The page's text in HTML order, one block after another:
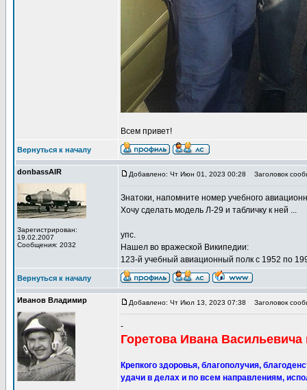
Всем привет!
Вернуться к началу
donbassAIR
Зарегистрирован:
19.02.2007
Сообщения: 2032
Добавлено: Чт Июн 01, 2023 00:28 Заголовок
Знатоки, напомните номер учебного
Хочу сделать модель Л-29 и табличку к ней ...
упс.
Нашел во вражеской Википедии:
123-й учебный авиационный полк с 1952 по
Вернуться к началу
Иванов Владимир Добавлено: Чт Июл 13, 2023 07:38 Заголовок
-
Горетова Ивана
Крепкого здоровья, благополучия,
удачи в делах и по всем направлениям,